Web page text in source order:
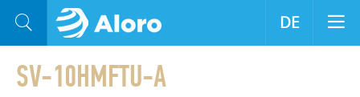
SV-10HMFTU-A
DE